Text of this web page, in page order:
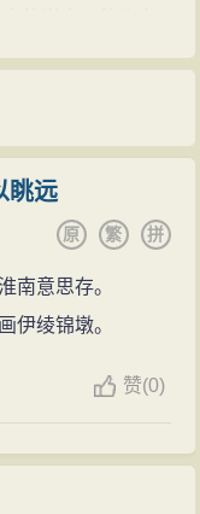
自赏，对幕僚也
记载：荆楚樊增
谓鸡有五德：“君
武也，敌在前敢
信也。此乃文、
宁（今南京）做官
皆因鬼只能在黑
鸡贴于门上，可
的习俗传于江浙
骈文辞不艰深，
《东归集》、
皆收入《樊山全
入《全书》。
的学官）的张之
分欣赏，推荐他
祥的母亲徐太夫
年数出数归。他
食，曾有诗云：
时到集市上买
省了。节余的薪
熟。《潜江杂诗
眺远
拼
繁
原
南意思存。
伊绫锦墩。
赞(0)